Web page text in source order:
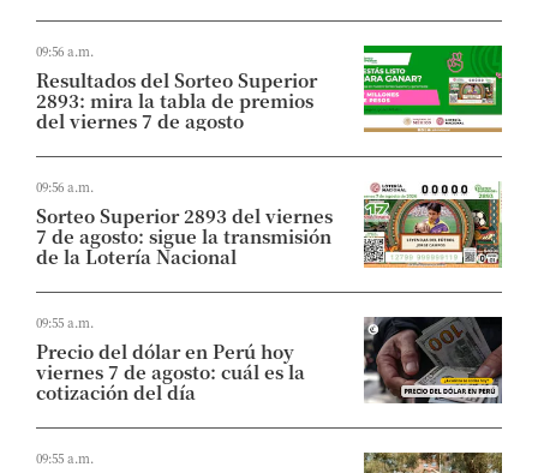
09:56 a.m.
Resultados del Sorteo Superior
2893: mira la tabla de premios
del viernes 7 de agosto
09:56 a.m.
Sorteo Superior 2893 del viernes
7 de agosto: sigue la transmisión
de la Lotería Nacional
09:55 a.m.
Precio del dólar en Perú hoy
viernes 7 de agosto: cuál es la
cotización del día
09:55 a.m.